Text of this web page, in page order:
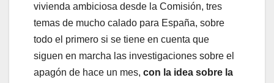
vivienda ambiciosa desde la Comisión, tres
temas de mucho calado para España, sobre
todo el primero si se tiene en cuenta que
siguen en marcha las investigaciones sobre el
apagón de hace un mes, con la idea sobre la